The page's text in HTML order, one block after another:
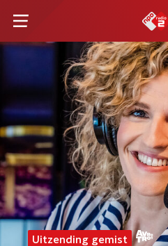
Uitzending gemist